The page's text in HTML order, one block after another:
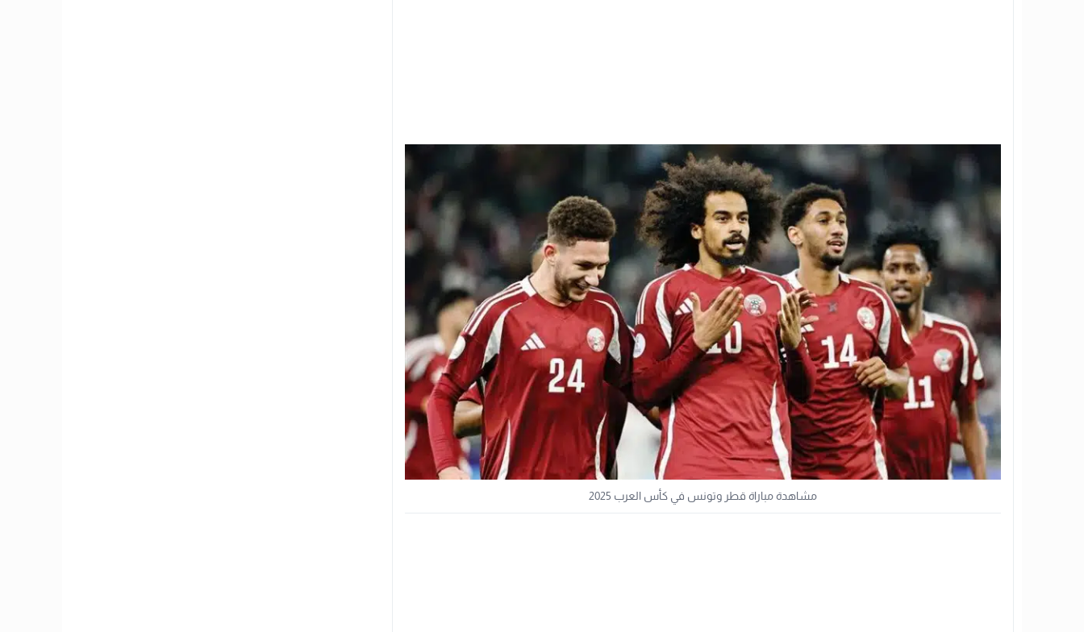
مشاهدة مباراة قطر وتونس في كأس العرب 2025